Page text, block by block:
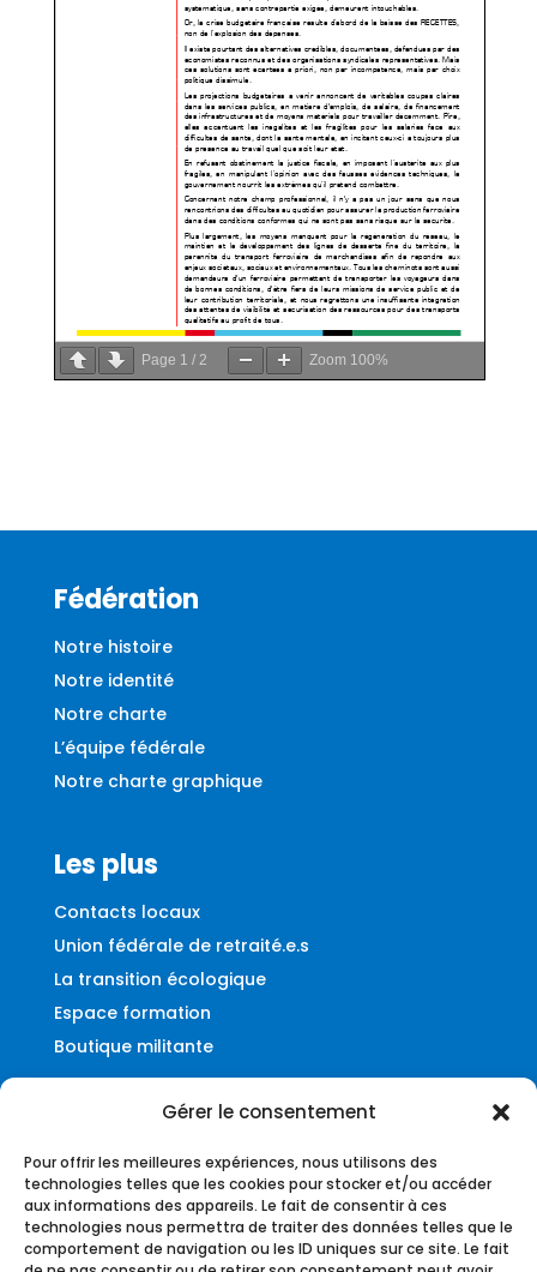
Gérer le consentement
Pour offrir les meilleures expériences, nous utilisons des
technologies telles que les cookies pour stocker et/ou accéder
aux informations des appareils. Le fait de consentir à ces
technologies nous permettra de traiter des données telles que le
comportement de navigation ou les ID uniques sur ce site. Le fait
Page 1 / 2 Zoom 100%
Fédération
Notre histoire
Notre identité
Notre charte
L’équipe fédérale
Notre charte graphique
Les plus
Contacts locaux
Union fédérale de retraité.e.s
La transition écologique
Espace formation
Boutique militante
Contact
Fédération UNSA-Ferroviaire
56, rue du Faubourg Montmartre
75009 – Paris